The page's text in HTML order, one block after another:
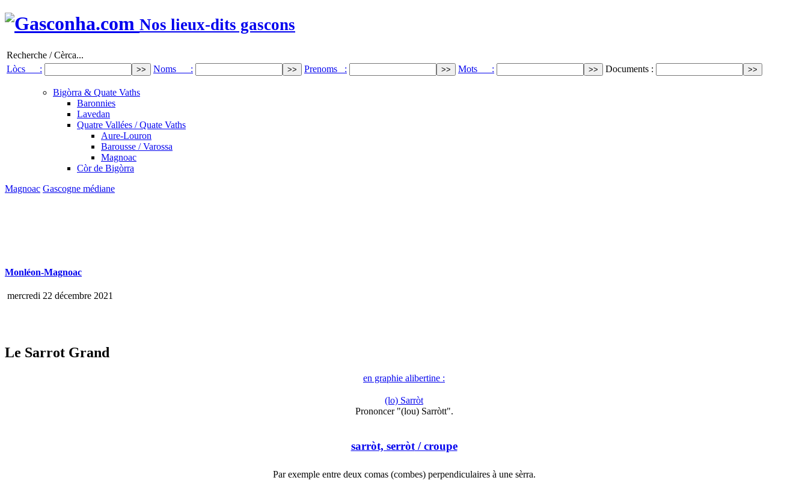
Nos lieux-dits gascons
Recherche / Cèrca...
Lòcs :
Noms : Prenoms : Mots : Documents :
Bigòrra & Quate Vaths
Baronnies
Lavedan
Quatre Vallées / Quate Vaths
Aure-Louron
Barousse / Varossa
Magnoac
Còr de Bigòrra
Magnoac Gascogne médiane
Monléon-Magnoac
mercredi 22 décembre 2021
Le Sarrot Grand
en graphie alibertine :
(lo) Sarròt
Prononcer "(lou) Sarròtt".
sarròt, serròt/ croupe
Par exemple entre deux comas (combes) perpendiculaires à une sèrra.